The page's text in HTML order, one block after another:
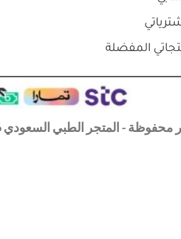
المفضلة
- المتجر الطبي السعودي 2026©